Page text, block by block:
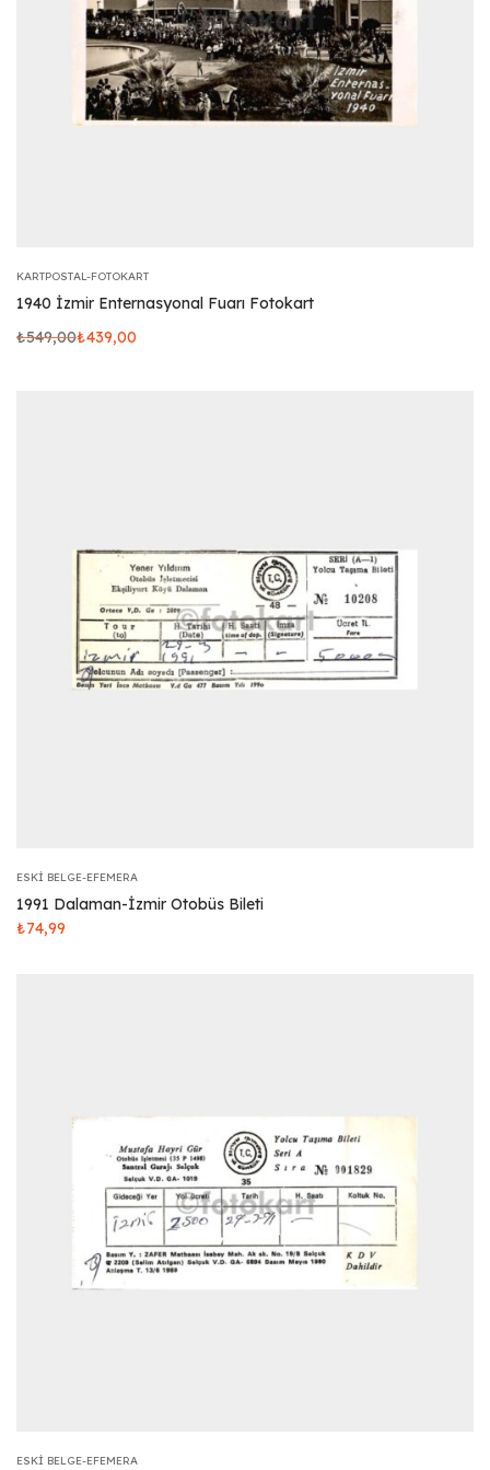
KARTPOSTAL-FOTOKART
1940 İzmir Enternasyonal Fuarı Fotokart
₺549,00₺439,00
ESKI BELGE-EFEMERA
1991 Dalaman-İzmir Otobüs Bileti
₺74,99
ESKI BELGE-EFEMERA